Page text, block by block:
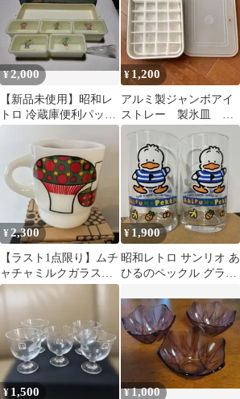
¥2,000
【新品未使用】昭和レ
トロ 冷蔵庫便利パック
付き 当時物
¥ 1,200
アルミ製ジャンボアイ
ストレー 製氷皿 日
本製 昭和レトロ 仕
切り付きバット 冷凍
¥2,300
【ラスト1点限り】ムチ
ャチャミルクガラスマ
グ キノコ あちゃちゅ
む 昭和レトロ
¥1,900
昭和レトロ サンリオ あ
ひるのペックル グラス
¥ 1,500 ¥1,000